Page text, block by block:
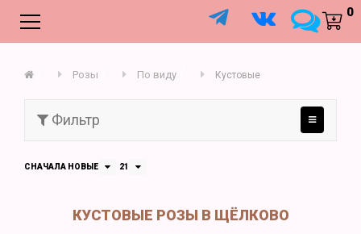
0
Розы По виду Кустовые
Фильтр
СНАЧАЛА НОВЫЕ 21
КУСТОВЫЕ РОЗЫ В ЩЁЛКОВО